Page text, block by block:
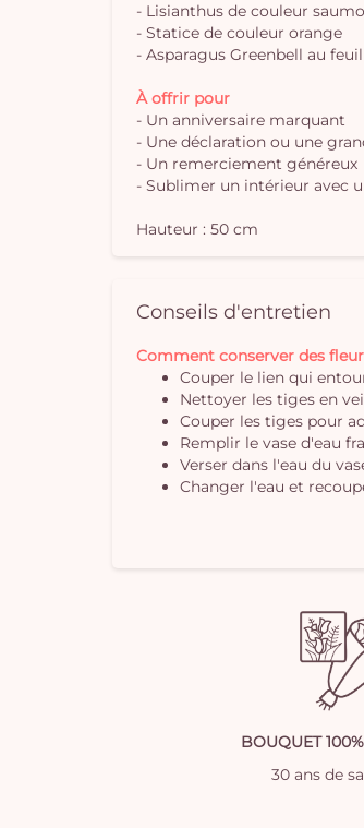
- Lisianthus de couleur
- Statice de couleur orange
- Asparagus Greenbell au
À offrir pour
- Un anniversaire marquant
- Une déclaration ou une
- Un remerciement généreux
- Sublimer un intérieur avec
Hauteur : 50 cm
Conseils d'entretien
Comment conserver des
Couper le lien qui
Nettoyer les tiges en
Couper les tiges pour
Remplir le vase d'eau
Verser dans l'eau du
Changer l'eau et
BOUQUET
30 ans de